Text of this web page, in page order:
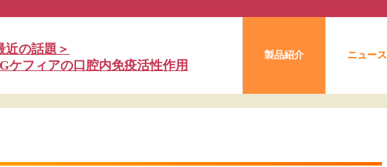
近の話題＞
ケフィアの口腔内免疫活性作用
製品紹介 ニュース